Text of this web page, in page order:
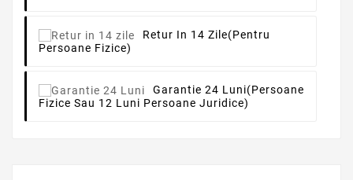
Retur In 14 Zile(pentru
Persoane Fizice)
Garantie 24 Luni(persoane
Fizice Sau 12 Luni Persoane Juridice)